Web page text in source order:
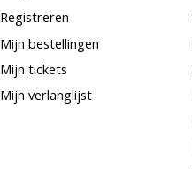
Registreren
Mijn bestellingen
Mijn tickets
Mijn verlanglijst